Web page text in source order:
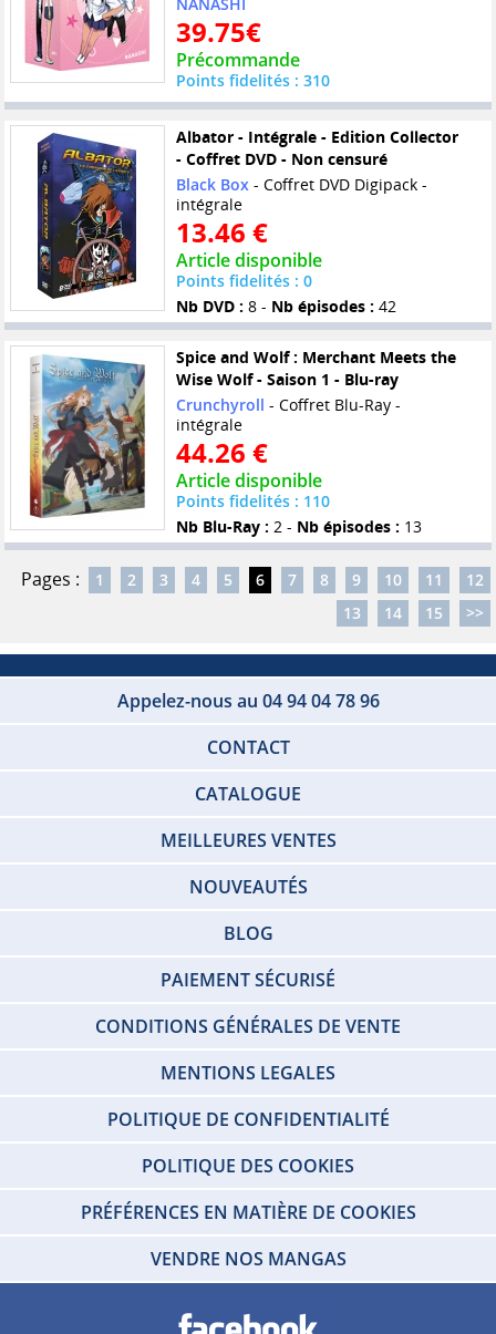
NANASHI
39.75€
Précommande
Points fidelités : 310
Albator - Intégrale - Edition Collector
- Coffret DVD - Non censuré
Black Box- Coffret DVD Digipack -
intégrale
13.46 €
Article disponible
Points fidelités : 0
Nb DVD : 8 - Nb épisodes : 42
Spice and Wolf : Merchant Meets the
Wise Wolf - Saison 1 - Blu-ray
Crunchyroll - Coffret Blu-Ray -
intégrale
44.26 €
Article disponible
Points fidelités : 110
Nb Blu-Ray : 2 - Nb épisodes : 13
Pages : 1 2 3 4 5 6 7 8 9 10 11
12
13
14 15 >>
Appelez-nous au 04 94 04 78 96
CONTACT
CATALOGUE
MEILLEURES VENTES
NOUVEAUTÉS
BLOG
PAIEMENT SÉCURISÉ
CONDITIONS GÉNÉRALES DE VENTE
MENTIONS LEGALES
POLITIQUE DE CONFIDENTIALITÉ
POLITIQUE DES COOKIES
PRÉFÉRENCES EN MATIÈRE DE COOKIES
VENDRE NOS MANGAS